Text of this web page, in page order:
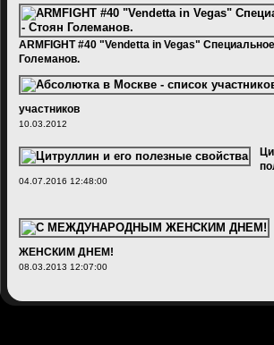
версии АWPC-WPC
27.01.2014 11:11:00
ARMFIGHT #40 "Vendetta in Vegas"
Големанов.
05.01.2012
участников
10.03.2012
04.07.2016 12:48:00
ЖЕНСКИМ ДНЕМ!
08.03.2013 12:07:00